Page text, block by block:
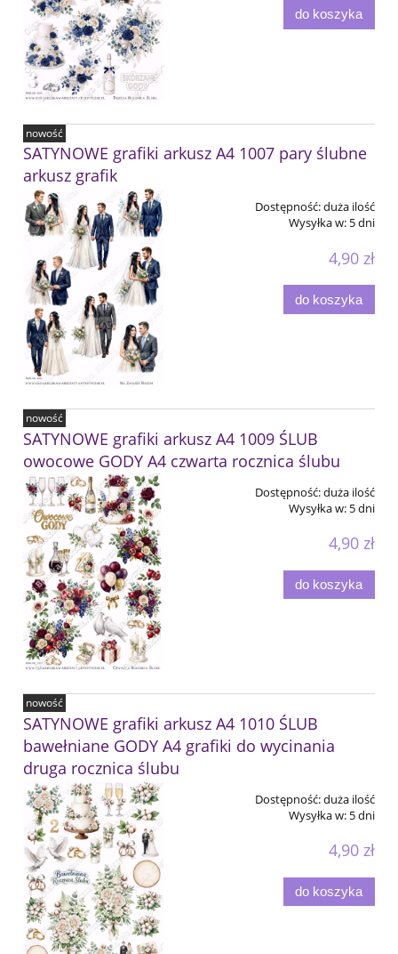
do koszyka
SATYNOWE grafiki arkusz A4 1007 pary ślubne
arkusz grafik
Dostępność:duża ilość
Wysyłka w: 5 dni
4,90 zł
do koszyka
nowość
SATYNOWE grafiki arkusz A4 1009 ŚLUB
owocowe GODY A4 czwarta rocznica ślubu
Dostępność:duża ilość
Wysyłka w: 5 dni
4,90 zł
do koszyka
nowość
SATYNOWE grafiki arkusz A4 1010 ŚLUB
bawełniane GODY A4 grafiki do wycinania
druga rocznica ślubu
Dostępność:duża ilość
Wysyłka w: 5 dni
4,90 zł
do koszyka
nowość